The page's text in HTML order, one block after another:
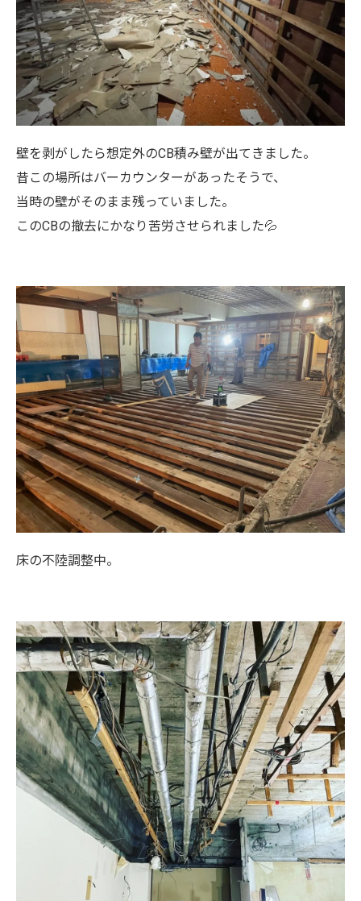
壁を剥がしたら想定外のCB積み壁が出てきました。
昔この場所はバーカウンターがあったそうで、
当時の壁がそのまま残っていました。
このCBの撤去にかなり苦労させられました💦
床の不陸調整中。